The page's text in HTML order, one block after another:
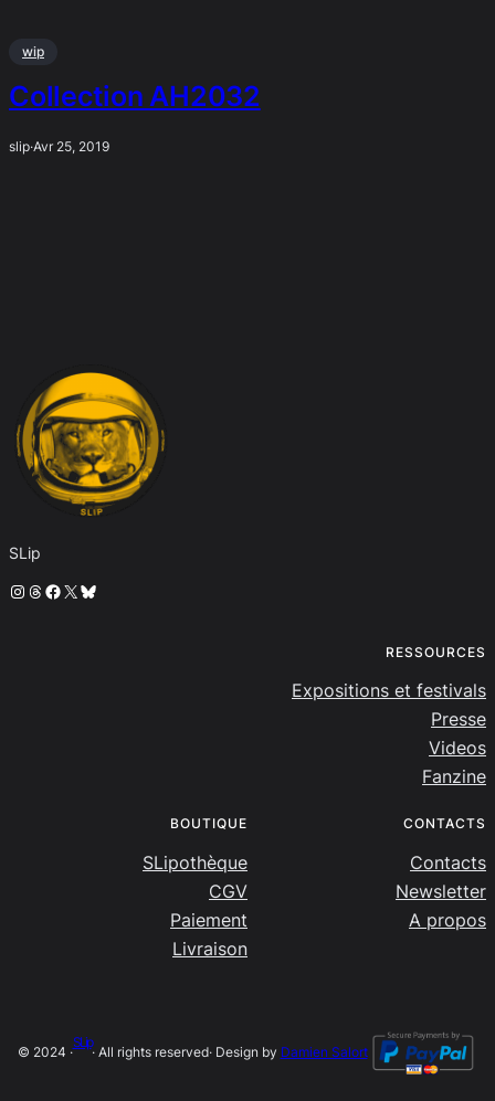
wip
Collection AH2032
slip·Avr 25, 2019
SLip
Instagram
Threads
Facebook
X Bluesky
RESSOURCES
Expositions et festivals
Presse
Videos
Fanzine
BOUTIQUE
SLipothèque
CGV
Paiement
Livraison
CONTACTS
Contacts
Newsletter
A propos
© 2024 ·
SLip
· All rights reserved· Design by Damien Salort